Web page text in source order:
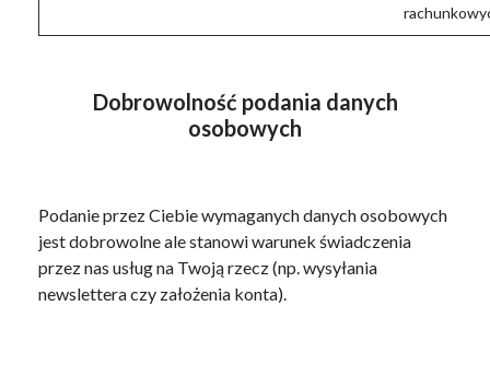
Dobrowolność podania danych
osobowych
Podanie przez Ciebie wymaganych danych osobowych
jest dobrowolne ale stanowi warunek świadczenia
przez nas usług na Twoją rzecz (np. wysyłania
newslettera czy założenia konta).